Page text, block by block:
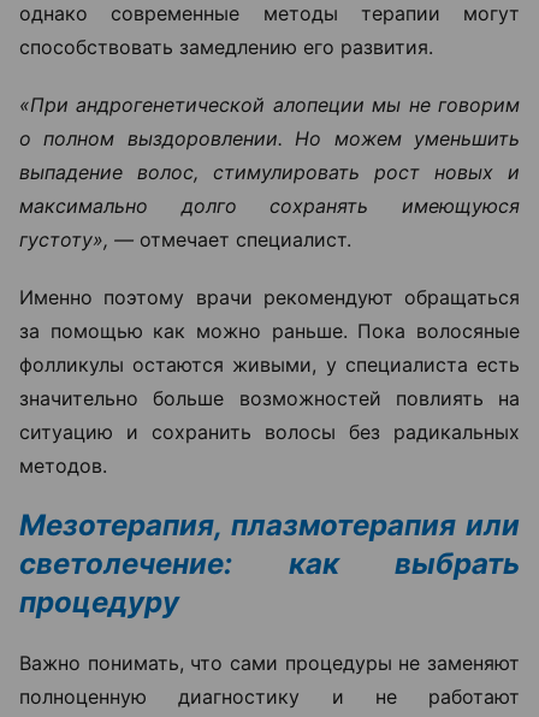
однако современные методы терапии могут
способствовать замедлению его развития.
«При андрогенетической алопеции мы не говорим
о полном выздоровлении. Но можем уменьшить
выпадение волос, стимулировать рост новых и
максимально долго сохранять имеющуюся
густоту», — отмечает специалист.
Именно поэтому врачи рекомендуют обращаться
за помощью как можно раньше. Пока волосяные
фолликулы остаются живыми, у специалиста есть
значительно больше возможностей повлиять на
ситуацию и сохранить волосы без радикальных
методов.
Мезотерапия, плазмотерапия или
светолечение: как выбрать
процедуру
Важно понимать, что сами процедуры не заменяют
полноценную диагностику и не работают